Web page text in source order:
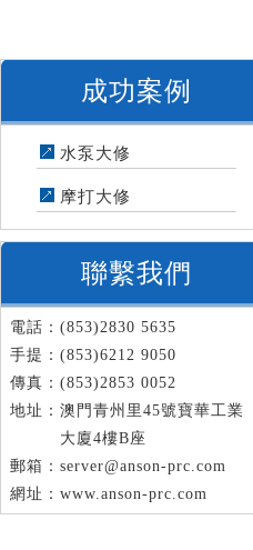
成功案例
水泵大修
摩打大修
聯繫我們
電話：(853)2830 5635
手提：(853)6212 9050
傳真：(853)2853 0052
地址：澳門青州里45號寶華工業
大廈4樓B座
郵箱： server@anson-prc.com
網址： www.anson-prc.com